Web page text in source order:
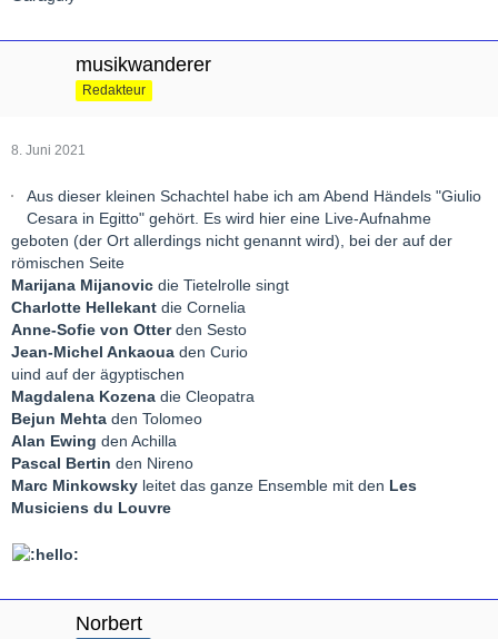
musikwanderer
Redakteur
8. Juni 2021
Aus dieser kleinen Schachtel habe ich am Abend Händels "Giulio
Cesara in Egitto" gehört. Es wird hier eine Live-Aufnahme
geboten (der Ort allerdings nicht genannt wird), bei der auf der
römischen Seite
Marijana Mijanovic die Tietelrolle singt
Charlotte Hellekant die Cornelia
Anne-Sofie von Otterden Sesto
Jean-Michel Ankaoua den Curio
uind auf der ägyptischen
Magdalena Kozena die Cleopatra
Bejun Mehta den Tolomeo
Alan Ewing den Achilla
Pascal Bertin den Nireno
Marc Minkowsky leitet das ganze Ensemble mit den Les
Musiciens du Louvre
Norbert